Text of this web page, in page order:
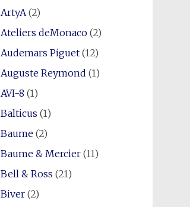
ArtyA (2)
Ateliers deMonaco(2)
Audemars Piguet(12)
Auguste Reymond (1)
AVI-8 (1)
Balticus (1)
Baume(2)
Baume & Mercier(11)
Bell & Ross (21)
Biver(2)